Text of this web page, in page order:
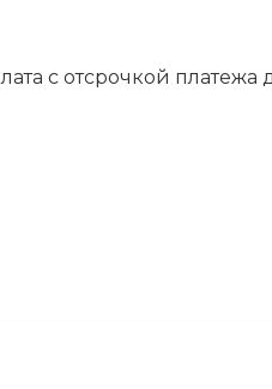
с отсрочкой платежа